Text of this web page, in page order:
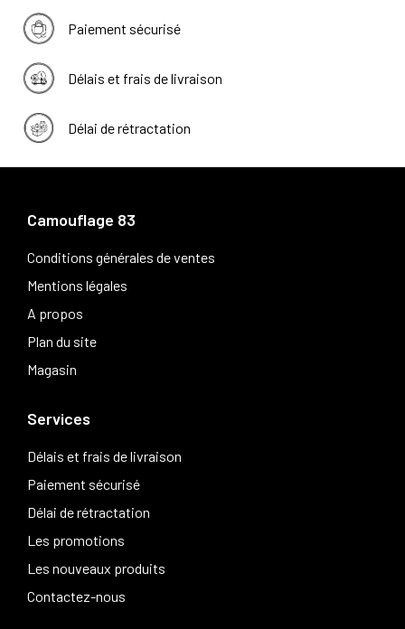
Paiement sécurisé
Délais et frais de livraison
Délai de rétractation
Camouflage 83
Conditions générales de ventes
Mentions légales
A propos
Plan du site
Magasin
Services
Délais et frais de livraison
Paiement sécurisé
Délai de rétractation
Les promotions
Les nouveaux produits
Contactez-nous